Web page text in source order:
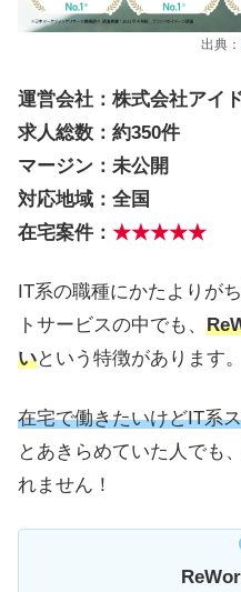
出典：
運営会社：株式会社アイ
求人総数：約350件
マージン：未公開
対応地域：全国
在宅案件： ★★★★★
IT系の職種にかたよりが
トサービスの中でも、
いという特徴があります。
在宅で働きたいけどIT系
とあきらめていた人でも
れません！